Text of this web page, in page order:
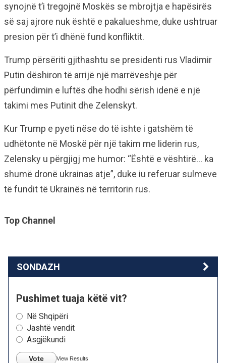
synojnë t’i tregojnë Moskës se mbrojtja e hapësirës
së saj ajrore nuk është e pakalueshme, duke ushtruar
presion për t’i dhënë fund konfliktit.
Trump përsëriti gjithashtu se presidenti rus Vladimir
Putin dëshiron të arrijë një marrëveshje për
përfundimin e luftës dhe hodhi sërish idenë e një
takimi mes Putinit dhe Zelenskyt.
Kur Trump e pyeti nëse do të ishte i gatshëm të
udhëtonte në Moskë për një takim me liderin rus,
Zelensky u përgjigj me humor: “Është e vështirë… ka
shumë dronë ukrainas atje”, duke iu referuar sulmeve
të fundit të Ukrainës në territorin rus.
Top Channel
SONDAZH
Pushimet tuaja këtë vit?
Në Shqipëri
Jashtë vendit
Asgjëkundi
Vote View Results